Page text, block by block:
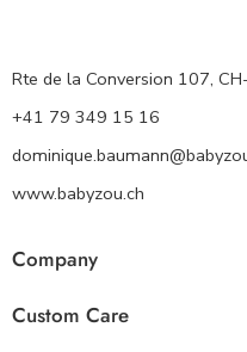
Rte de la Conversion 107,
+41 79 349 15 16
www.babyzou.ch
Company
Custom Care